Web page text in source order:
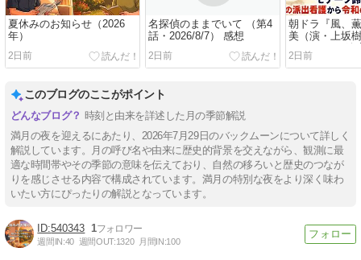
夏休みのお知らせ（2026
年）
2日前
名探偵のままでいて （第4
話・2026/8/7） 感想
2日前
朝ドラ『風、
美（演・上坂
──モチーフ鈴
派出看護から
2日前
このブログのここがポイント
時刻と由来を詳述した月の季節解説
満月の夜を迎えるにあたり、2026年7月29日のバックムーンについて詳しく
解説しています。月の呼び名や由来に歴史的背景を交えながら、観測に最
適な時間帯やその季節の意味を伝えており、自然の移ろいと歴史のつなが
りを感じさせる内容で構成されています。満月の特別な夜をより深く味わ
いたい方にぴったりの解説となっています。
540343 1
週間IN:40 週間OUT:1320 月間IN:100